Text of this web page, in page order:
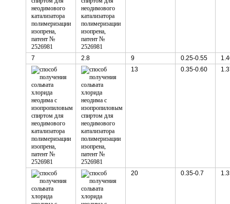
7 2.8 9 0.25-0.55
13
0.35-0.60
20 0.35-0.7